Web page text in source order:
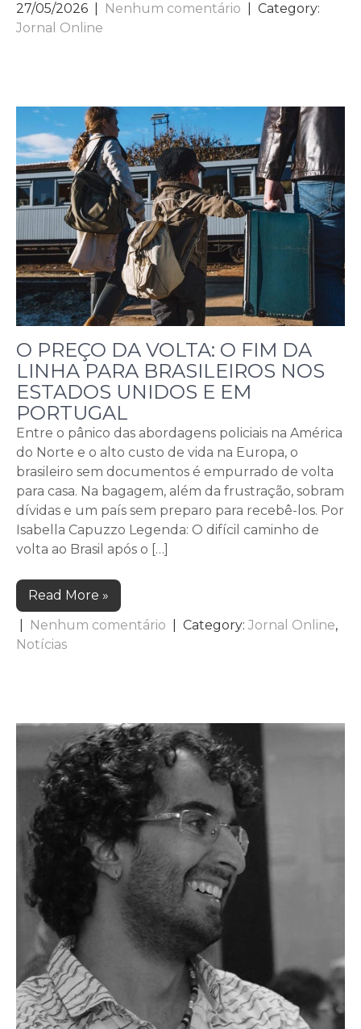
27/05/2026
Nenhum comentário
| Category:
Jornal Online
O PREÇO DA VOLTA: O FIM DA
LINHA PARA BRASILEIROS NOS
ESTADOS UNIDOS E EM
PORTUGAL
Entre o pânico das abordagens policiais na América
do Norte e o alto custo de vida na Europa, o
brasileiro sem documentos é empurrado de volta
para casa. Na bagagem, além da frustração, sobram
dívidas e um país sem preparo para recebê-los. Por
Isabella Capuzzo Legenda: O difícil caminho de
volta ao Brasil após o […]
Read More »
Nenhum comentário | Category: Jornal Online,
Notícias